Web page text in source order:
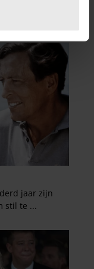
te
media te bieden
Ook delen we
met onze
analyse. Deze
met andere
die ze hebben
hun services. U
website blijft